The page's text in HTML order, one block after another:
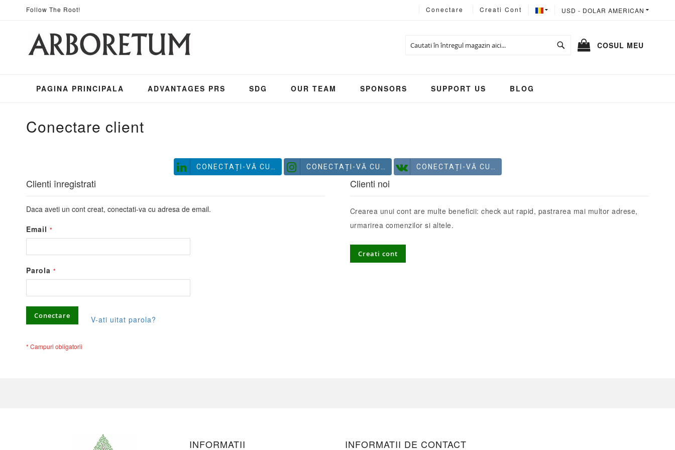
Follow The Root! MONEDA
USD - DOLAR AMERICAN
LIMBA
Conectare Creati Cont
COSUL MEU
Cautare
PAGINA PRINCIPALA ADVANTAGES PRS SDG OUR TEAM SPONSORS SUPPORT US BLOG
Conectare client
CONECTAȚI-VĂ CU LINKEDIN CONECTAȚI-VĂ CU INSTAGRAM CONECTAȚI-VĂ CU VKONTAKTE
Clienti înregistrati
Daca aveti un cont creat, conectati-va cu adresa de email.
Email
Parola
Conectare V-ati uitat parola?
Clienti noi
Crearea unui cont are multe beneficii: check aut rapid, pastrarea mai multor adrese,
urmarirea comenzilor si altele.
Creati cont
INFORMATII INFORMATII DE CONTACT